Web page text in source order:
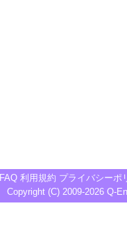
FAQ 利用規約 プライバシーポ
Copyright (C) 2009-2026 Q-